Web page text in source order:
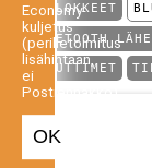
Economy-
kuljetus
(perilletoimitus
lisähintaan,
ei
Postiennakko).
OK
KUULOKKEET
BLUETOOTH
KAIUTTIMET